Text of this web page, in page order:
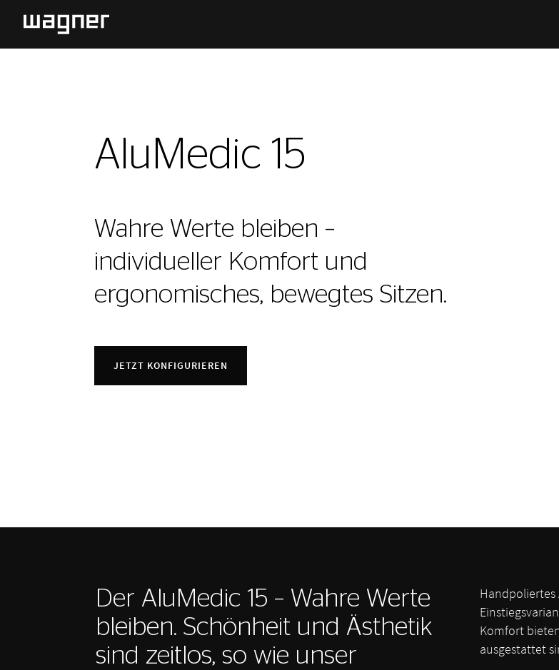
AluMedic 15
Wahre Werte bleiben –
individueller Komfort und
ergonomisches, bewegtes Sitzen.
JETZT KONFIGURIEREN
Der AluMedic 15 – Wahre Werte
bleiben. Schönheit und Ästhetik
sind zeitlos, so wie unser
Komfort
ausgestattet